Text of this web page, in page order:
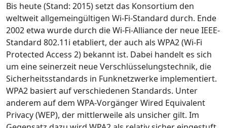
Bis heute (Stand: 2015) setzt das Konsortium den
weltweit allgemeingültigen Wi-Fi-Standard durch. Ende
2002 etwa wurde durch die Wi-Fi-Alliance der neue IEEE-
Standard 802.11i etabliert, der auch als WPA2 (Wi-Fi
Protected Access 2) bekannt ist. Dabei handelt es sich
um eine seinerzeit neue Verschlüsselungstechnik, die
Sicherheitsstandards in Funknetzwerke implementiert.
WPA2 basiert auf verschiedenen Standards. Unter
anderem auf dem WPA-Vorgänger Wired Equivalent
Privacy (WEP), der mittlerweile als unsicher gilt. Im